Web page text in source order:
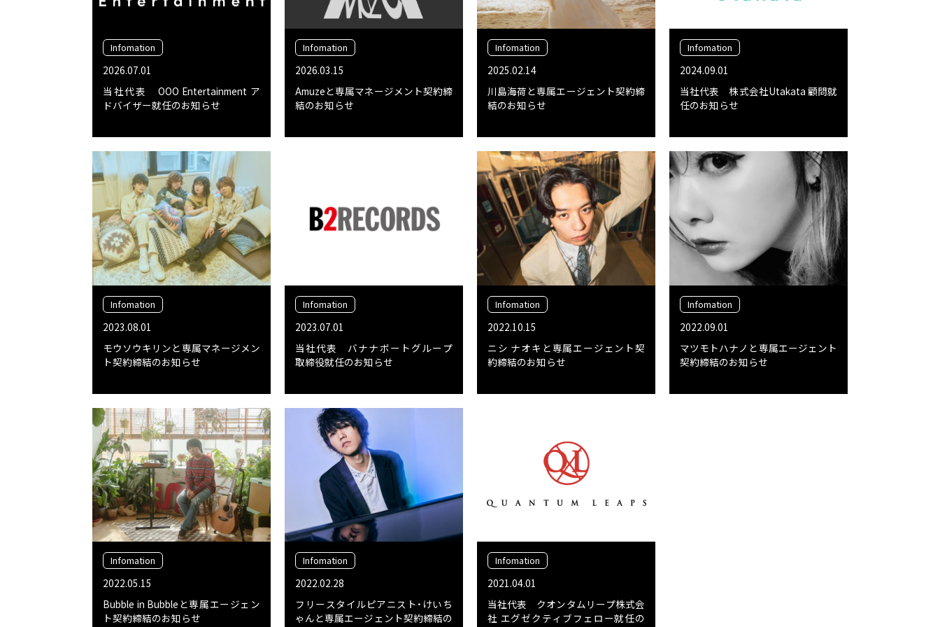
Infomation
2026.07.01
当社代表 OOO Entertainment ア
ドバイザー就任のお知らせ
Infomation
2026.03.15
Amuzeと専属マネージメント契約締
結のお知らせ
Infomation
2025.02.14
川島海荷と専属エージェント契約締
結のお知らせ
Infomation
2024.09.01
当社代表 株式会社Utakata 顧問就
任のお知らせ
Infomation
2023.08.01
モウソウキリンと専属マネージメン
ト契約締結のお知らせ
Infomation
2023.07.01
当社代表 バナナボートグループ
取締役就任のお知らせ
Infomation
2022.10.15
ニシ ナオキと専属エージェント契
約締結のお知らせ
Infomation
2022.09.01
マツモトハナノと専属エージェント
契約締結のお知らせ
Infomation
2022.05.15
Bubble in Bubbleと専属エージェン
ト契約締結のお知らせ
Infomation
2022.02.28
フリースタイルピアニスト・けいち
ゃんと専属エージェント契約締結の
Infomation
2021.04.01
当社代表 クオンタムリープ株式会
社 エグゼクティブフェロー就任の